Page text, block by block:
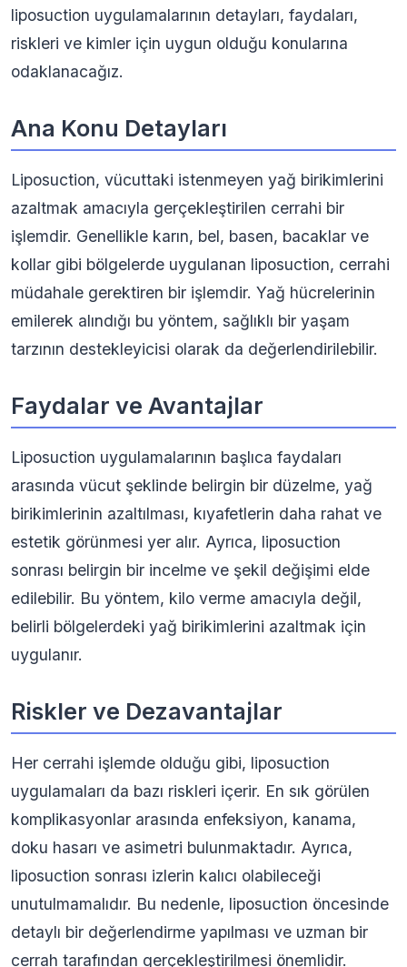
liposuction uygulamalarının detayları, faydaları,
riskleri ve kimler için uygun olduğu konularına
odaklanacağız.
Ana Konu Detayları
Liposuction, vücuttaki istenmeyen yağ birikimlerini
azaltmak amacıyla gerçekleştirilen cerrahi bir
işlemdir. Genellikle karın, bel, basen, bacaklar ve
kollar gibi bölgelerde uygulanan liposuction, cerrahi
müdahale gerektiren bir işlemdir. Yağ hücrelerinin
emilerek alındığı bu yöntem, sağlıklı bir yaşam
tarzının destekleyicisi olarak da değerlendirilebilir.
Faydalar ve Avantajlar
Liposuction uygulamalarının başlıca faydaları
arasında vücut şeklinde belirgin bir düzelme, yağ
birikimlerinin azaltılması, kıyafetlerin daha rahat ve
estetik görünmesi yer alır. Ayrıca, liposuction
sonrası belirgin bir incelme ve şekil değişimi elde
edilebilir. Bu yöntem, kilo verme amacıyla değil,
belirli bölgelerdeki yağ birikimlerini azaltmak için
uygulanır.
Riskler ve Dezavantajlar
Her cerrahi işlemde olduğu gibi, liposuction
uygulamaları da bazı riskleri içerir. En sık görülen
komplikasyonlar arasında enfeksiyon, kanama,
doku hasarı ve asimetri bulunmaktadır. Ayrıca,
liposuction sonrası izlerin kalıcı olabileceği
unutulmamalıdır. Bu nedenle, liposuction öncesinde
detaylı bir değerlendirme yapılması ve uzman bir
cerrah tarafından gerçekleştirilmesi önemlidir.